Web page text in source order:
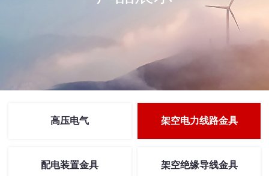
高压电气 架空电力线路金具
配电装置金具 架空绝缘导线金具